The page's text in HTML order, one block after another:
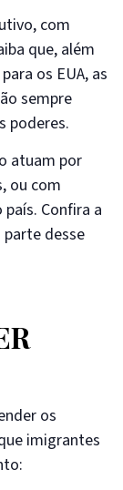
com
que, além
os EUA, as
sempre
poderes.
atuam por
ou com
Confira a
desse
os
imigrantes